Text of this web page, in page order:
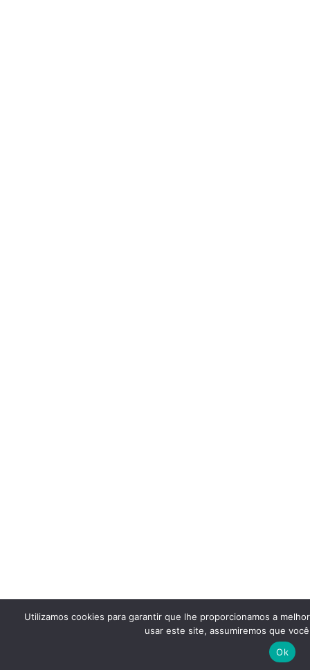
Utilizamos cookies para garantir que lhe proporcionamos a
usar este site, assumiremos que
Ok